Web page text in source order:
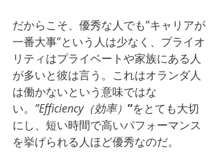
だからこそ、優秀な人でも”キャリアが
一番大事”という人は少なく、プライオ
リティはプライベートや家族にある人
が多いと彼は言う。これはオランダ人
は働かないという意味ではな
い。 ”Efficiency（効率） ”をとても大切
にし、短い時間で高いパフォーマンス
を挙げられる人ほど優秀なのだ。